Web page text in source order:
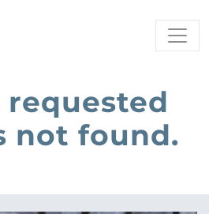
requested
not found.